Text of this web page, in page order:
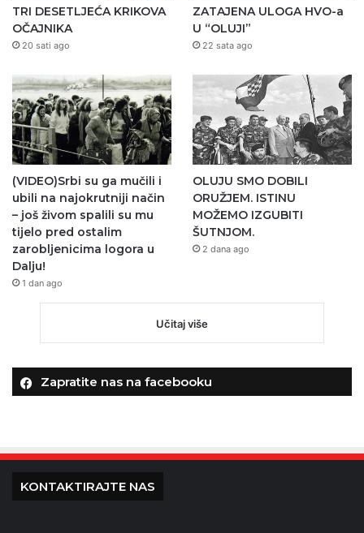
TRI DESETLJEĆA KRIKOVA
OČAJNIKA
20 sati ago
ZATAJENA ULOGA HVO-a
U “OLUJI”
22 sata ago
(VIDEO)Srbi su ga mučili i
ubili na najokrutniji način
– još živom spalili su mu
tijelo pred ostalim
zarobljenicima logora u
Dalju!
1 dan ago
OLUJU SMO DOBILI
ORUŽJEM. ISTINU
MOŽEMO IZGUBITI
ŠUTNJOM.
2 dana ago
Učitaj više
Zapratite nas na facebooku
KONTAKTIRAJTE NAS